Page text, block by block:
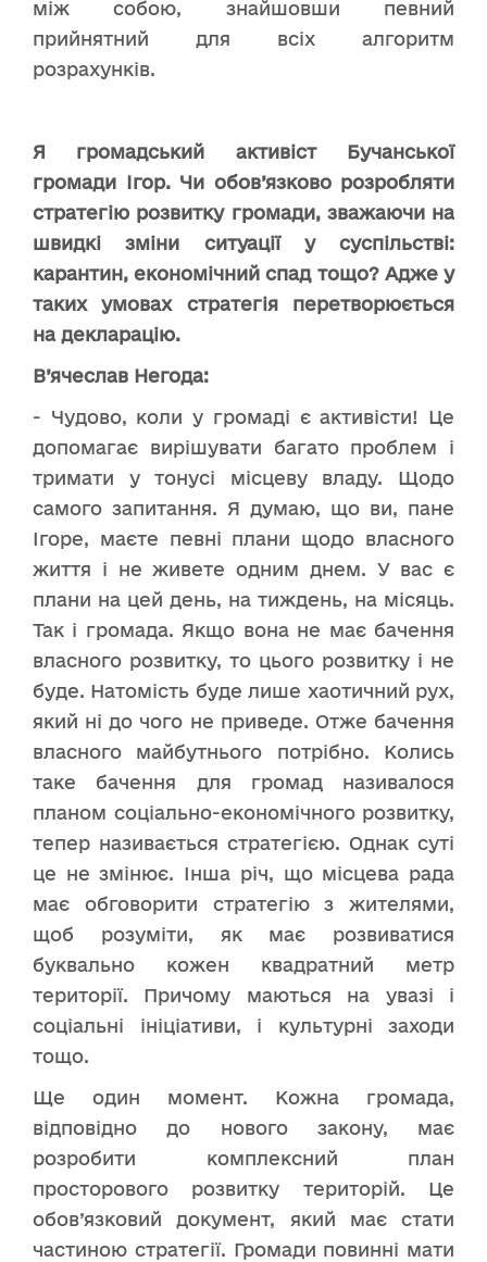
між собою, знайшовши певний
прийнятний для всіх алгоритм
розрахунків.
Я громадський активіст Бучанської
громади Ігор. Чи обов’язково розробляти
стратегію розвитку громади, зважаючи на
швидкі зміни ситуації у суспільстві:
карантин, економічний спад тощо? Адже у
таких умовах стратегія перетворюється
на декларацію.
В’ячеслав Негода:
- Чудово, коли у громаді є активісти! Це
допомагає вирішувати багато проблем і
тримати у тонусі місцеву владу. Щодо
самого запитання. Я думаю, що ви, пане
Ігоре, маєте певні плани щодо власного
життя і не живете одним днем. У вас є
плани на цей день, на тиждень, на місяць.
Так і громада. Якщо вона не має бачення
власного розвитку, то цього розвитку і не
буде. Натомість буде лише хаотичний рух,
який ні до чого не приведе. Отже бачення
власного майбутнього потрібно. Колись
таке бачення для громад називалося
планом соціально-економічного розвитку,
тепер називається стратегією. Однак суті
це не змінює. Інша річ, що місцева рада
має обговорити стратегію з жителями,
щоб розуміти, як має розвиватися
буквально кожен квадратний метр
території. Причому маються на увазі і
соціальні ініціативи, і культурні заходи
тощо.
Ще один момент. Кожна громада,
відповідно до нового закону, має
розробити комплексний план
просторового розвитку територій. Це
обов’язковий документ, який має стати
частиною стратегії. Громади повинні мати